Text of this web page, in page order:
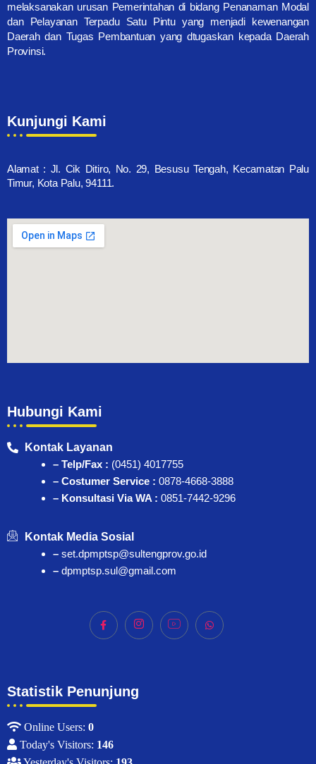
melaksanakan urusan Pemerintahan di bidang Penanaman Modal
dan Pelayanan Terpadu Satu Pintu yang menjadi kewenangan
Daerah dan Tugas Pembantuan yang dtugaskan kepada Daerah
Provinsi.
Kunjungi Kami
Alamat : Jl. Cik Ditiro, No. 29, Besusu Tengah, Kecamatan Palu
Timur, Kota Palu, 94111.
Hubungi Kami
Kontak Layanan
– Telp/Fax : (0451) 4017755
– Costumer Service : 0878-4668-3888
– Konsultasi Via WA : 0851-7442-9296
Kontak Media Sosial
– set.dpmptsp@sultengprov.go.id
– dpmptsp.sul@gmail.com
Statistik Penunjung
Online Users: 0
Today's Visitors: 146